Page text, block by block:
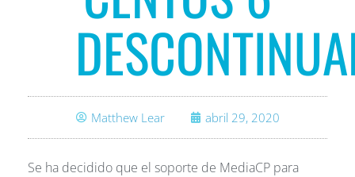
Matthew Lear abril 29, 2020
Se ha decidido que el soporte de MediaCP para